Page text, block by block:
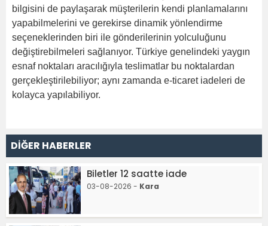
bilgisini de paylaşarak müşterilerin kendi planlamalarını
yapabilmelerini ve gerekirse dinamik yönlendirme
seçeneklerinden biri ile gönderilerinin yolculuğunu
değiştirebilmeleri sağlanıyor. Türkiye genelindeki yaygın
esnaf noktaları aracılığıyla teslimatlar bu noktalardan
gerçekleştirilebiliyor; aynı zamanda e-ticaret iadeleri de
kolayca yapılabiliyor.
DİĞER HABERLER
Biletler 12 saatte iade
03-08-2026 - Kara